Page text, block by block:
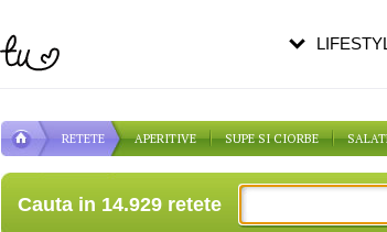
RETETE APERITIVE SUPE SI CIORBE
Cauta in 14.929 retete